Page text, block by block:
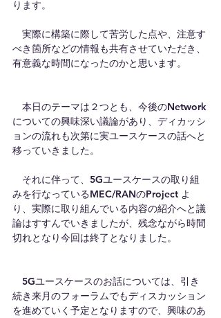
ります。
実際に構築に際して苦労した点や、注意す
べき箇所などの情報も共有させていただき、
有意義な時間になったのかと思います。
本日のテーマは２つとも、今後のNetwork
についての興味深い議論があり、ディカッシ
ョンの流れも次第に実ユースケースの話へと
移っていきました。
それに伴って、5Gユースケースの取り組
みを行なっているMEC/RANのProject よ
り、実際に取り組んでいる内容の紹介へと議
論はすすんでいきましたが、残念ながら時間
切れとなり今回は終了となりました。
5Gユースケースのお話については、引き
続き来月のフォーラムでもディスカッション
を進めていく予定となりますので、興味のあ